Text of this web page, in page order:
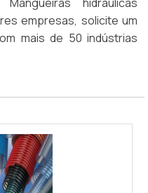
empresas, solicite um
mais de 50 indústrias